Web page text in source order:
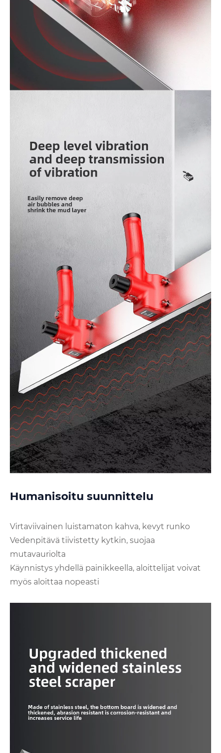
Humanisoitu suunnittelu
Virtaviivainen luistamaton kahva, kevyt runko
Vedenpitävä tiivistetty kytkin, suojaa
mutavauriolta
Käynnistys yhdellä painikkeella, aloittelijat voivat
myös aloittaa nopeasti